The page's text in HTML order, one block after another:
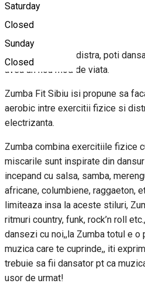
Saturday
Closed
Sunday
Closed
About
Cu zumba te poti distra, poti
avea un nou mod de viata.
Zumba Fit Sibiu isi propune sa
aerobic intre exercitii fizice si
electrizanta.
Zumba combina exercitiile fizice
miscarile sunt inspirate din
incepand cu salsa, samba,
africane, columbiene, raggaeton,
limiteaza insa la aceste stiluri,
ritmuri country, funk, rock’n roll
dansezi cu noi,,la Zumba totul e o
muzica care te cuprinde,, iti
trebuie sa fii dansator pt ca
usor de urmat!